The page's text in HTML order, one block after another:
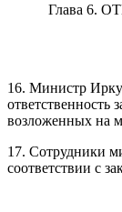
Глава 6.
16. Министр
ответственность
возложенных на
17. Сотрудники
соответствии с